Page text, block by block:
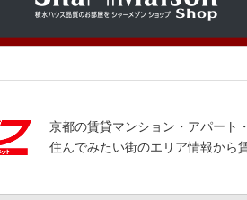
京都の賃貸マンション・アパート
住んでみたい街のエリア情報から